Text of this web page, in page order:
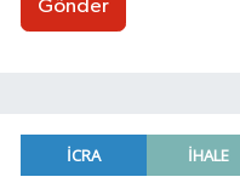
Gönder